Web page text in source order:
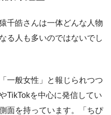
千皓さんは一体どんな人物
る人も多いのではないでし
一般女性」と報じられつつ
TikTokを中心に発信してい
面を持っています。「ちぴ